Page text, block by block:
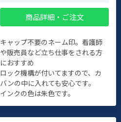
商品詳細・ご注文
キャップ不要のネーム印。看護師
や販売員など立ち仕事をされる方
におすすめ
ロック機構が付いてますので、カ
バンの中に入れても安心です。
インクの色は朱色です。